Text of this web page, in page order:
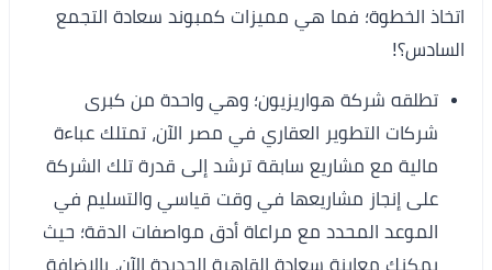
اتخاذ الخطوة؛ فما هي مميزات كمبوند سعادة التجمع
السادس؟!
تطلقه شركة هواريزيون؛ وهي واحدة من كبرى
شركات التطوير العقاري في مصر الآن، تمتلك عباءة
مالية مع مشاريع سابقة ترشد إلى قدرة تلك الشركة
على إنجاز مشاريعها في وقت قياسي والتسليم في
الموعد المحدد مع مراعاة أدق مواصفات الدقة؛ حيث
يمكنك معاينة سعادة القاهرة الجديدة الآن، بالإضافة